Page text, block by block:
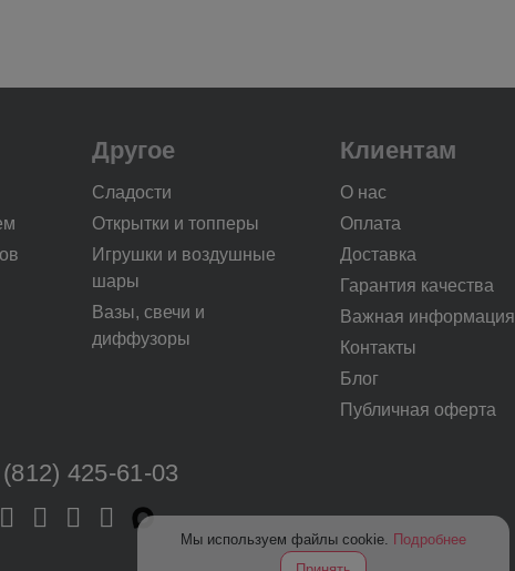
Мы используем файлы cookie. Подробнее
Другое
Сладости
Открытки и топперы
Игрушки и воздушные
шары
Вазы, свечи и
диффузоры
Клиентам
О нас
Оплата
Доставка
Гарантия качества
Важная информация
Контакты
Блог
Публичная оферта
425-61-03